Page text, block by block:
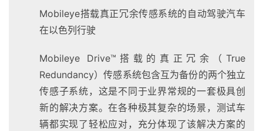
Mobileye搭载真正冗余传感系统的自动驾驶汽车
在以色列行驶
Mobileye Drive™搭载的真正冗余（True
Redundancy）传感系统包含互为备份的两个独立
传感子系统，这是不同于业界常规的一套极具创
新的解决方案。在各种极其复杂的场景，测试车
辆都实现了轻松应对，充分体现了该解决方案的